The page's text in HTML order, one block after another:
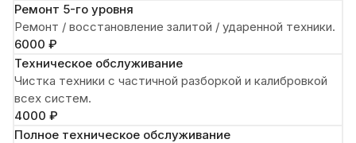
Ремонт 5-го уровня
Ремонт / восстановление залитой / ударенной техники.
6000 ₽
Техническое обслуживание
Чистка техники с частичной разборкой и калибровкой
всех систем.
4000 ₽
Полное техническое обслуживание